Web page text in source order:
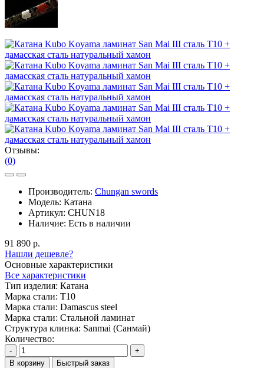
Отзывы:
(0)
Производитель: Chungan swords
Модель: Катана
Артикул: CHUN18
Наличие: Есть в наличии
91 890 р.
Нашли дешевле?
Основные характеристики
Все характеристики
Тип изделия: Катана
Марка стали: T10
Марка стали: Damascus steel
Марка стали: Стальной ламинат
Структура клинка: Sanmai (Санмай)
Количество:
-
+
В корзину
Быстрый заказ